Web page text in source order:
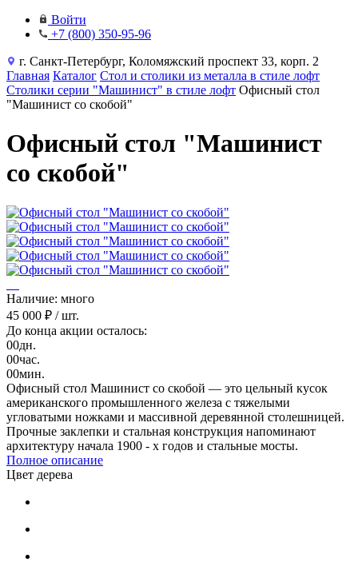
Войти
+7 (800) 350-95-96
г. Санкт-Петербург, Коломяжский проспект 33, корп. 2
Главная Каталог Стол и столики из металла в стиле лофт
Столики серии "Машинист" в стиле лофт Офисный стол
"Машинист со скобой"
Офисный стол "Машинист
со скобой"
Наличие: много
45 000 ₽ / шт.
До конца акции осталось:
00дн.
00час.
00мин.
Офисный стол Машинист со скобой — это цельный кусок
американского промышленного железа с тяжелыми
угловатыми ножками и массивной деревянной столешницей.
Прочные заклепки и стальная конструкция напоминают
архитектуру начала 1900 - х годов и стальные мосты.
Полное описание
Цвет дерева